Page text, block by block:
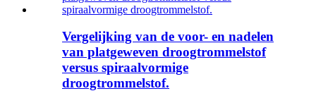
Vergelijking van de voor- en nadelen
van platgeweven droogtrommelstof
versus spiraalvormige
droogtrommelstof.